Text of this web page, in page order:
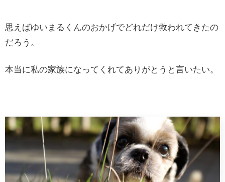
思えばゆいまるくんのおかげでどれだけ救われてきたの
だろう。
本当に私の家族になってくれてありがとうと言いたい。